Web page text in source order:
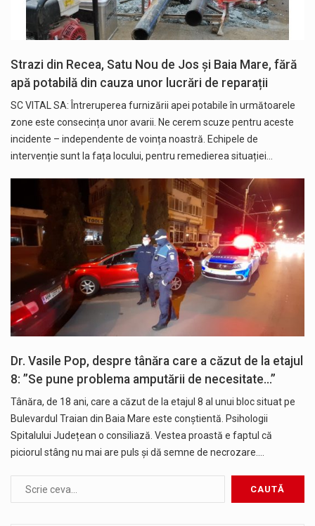
Strazi din Recea, Satu Nou de Jos și Baia Mare, fără
apă potabilă din cauza unor lucrări de reparații
SC VITAL SA: Întreruperea furnizării apei potabile în următoarele
zone este consecința unor avarii. Ne cerem scuze pentru aceste
incidente – independente de voința noastră. Echipele de
intervenție sunt la fața locului, pentru remedierea situației…
Dr. Vasile Pop, despre tânăra care a căzut de la etajul
8: ”Se pune problema amputării de necesitate…”
Tânăra, de 18 ani, care a căzut de la etajul 8 al unui bloc situat pe
Bulevardul Traian din Baia Mare este conștientă. Psihologii
Spitalului Județean o consiliază. Vestea proastă e faptul că
piciorul stâng nu mai are puls și dă semne de necrozare.…